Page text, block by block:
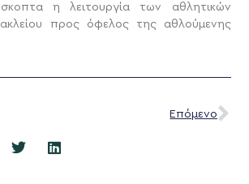
η λειτουργία των αθλητικών
προς όφελος της αθλούμενης
Επόμενο